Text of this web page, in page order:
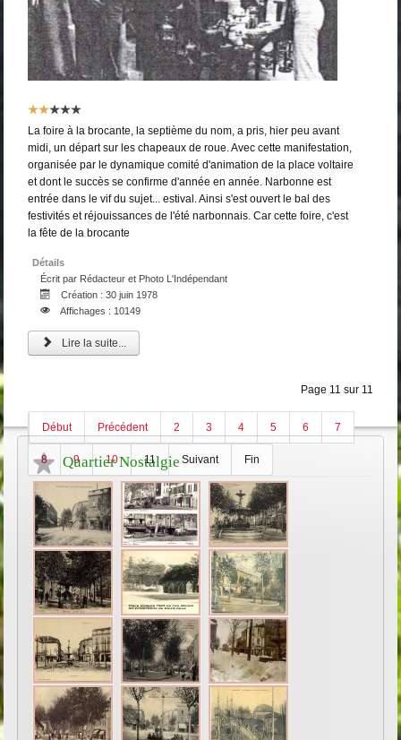
Vote
utilisateur:2 /5
La foire à la brocante, la septième du nom, a pris, hier peu avant
midi, un départ sur les chapeaux de roue. Avec cette manifestation,
organisée par le dynamique comité d'animation de la place voltaire
et dont le succès se confirme d'année en année. Narbonne est
entrée dans le vif du sujet... estival. Ainsi s'est ouvert le bal des
festivités et réjouissances de l'été narbonnais. Car cette foire, c'est
la fête de la brocante
Détails
Écrit par Rédacteur et Photo L'Indépendant
Création : 30 juin 1978
Affichages : 10149
Lire la suite...
Page 11 sur 11
Début Précédent 2 3 4 5 6 7
8 9 10 11 Suivant Fin
Quartier Nostalgie